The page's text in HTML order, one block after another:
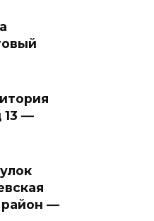
13 —
район —